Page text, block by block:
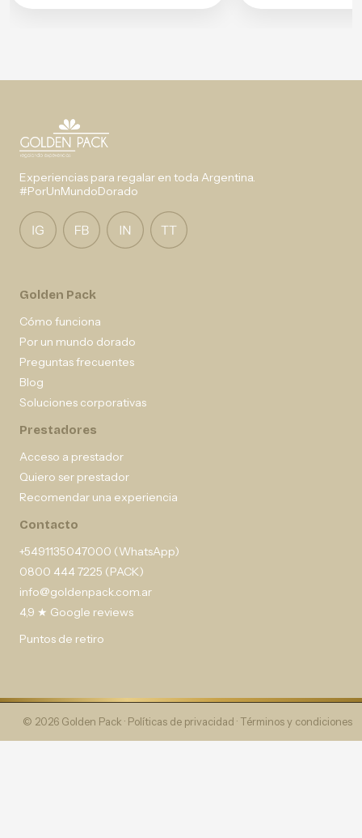
Experiencias para regalar en toda Argentina.
#PorUnMundoDorado
Golden Pack
Cómo funciona
Por un mundo dorado
Preguntas frecuentes
Blog
Soluciones corporativas
Prestadores
Acceso a prestador
Quiero ser prestador
Recomendar una experiencia
Contacto
+5491135047000 (WhatsApp)
0800 444 7225 (PACK)
info@goldenpack.com.ar
4,9 ★ Google reviews
Puntos de retiro
© 2026 Golden Pack · Políticas de privacidad · Términos y condiciones